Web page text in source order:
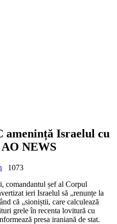
amenință Israelul cu
NEWS
1073
comandantul șef al Corpul
ieri Israelul să „renunțe la
că „sioniștii, care calculează
grele în recenta lovitură cu
presa iraniană de stat.